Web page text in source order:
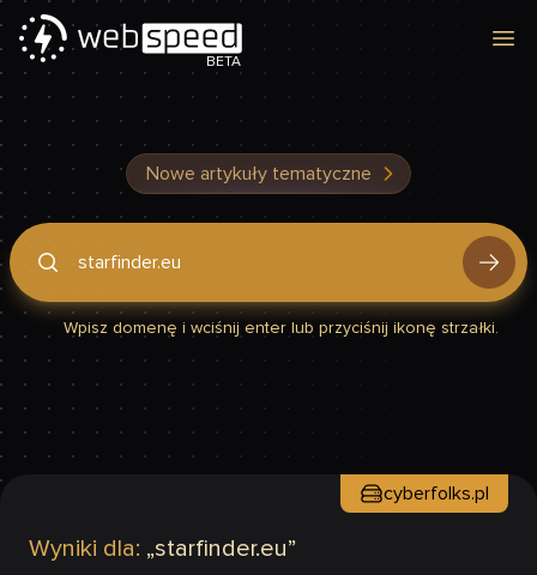
BETA
Nowe artykuły tematyczne
Podaj domenę, by sprawdzić, czy Twoja strona jest szybka
Wpisz domenę i wciśnij enter lub przyciśnij ikonę strzałki.
Wyniki dla: „starfinder.eu”
cyberfolks.pl